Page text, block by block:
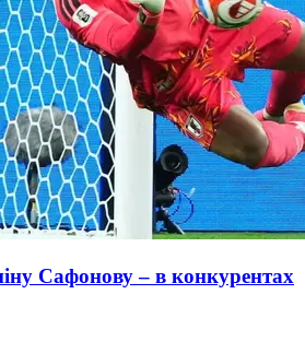
Сафонову – в конкурентах